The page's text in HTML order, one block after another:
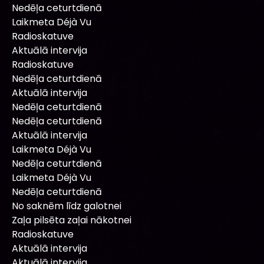
Nedēļa ceturtdienā
Laikmeta Déjà Vu
Radioskatuve
Aktuālā intervija
Radioskatuve
Nedēļa ceturtdienā
Aktuālā intervija
Nedēļa ceturtdienā
Nedēļa ceturtdienā
Aktuālā intervija
Laikmeta Déjà Vu
Nedēļa ceturtdienā
Laikmeta Déjà Vu
Nedēļa ceturtdienā
No saknēm līdz galotnei
Zaļa pilsēta zaļai nākotnei
Radioskatuve
Aktuālā intervija